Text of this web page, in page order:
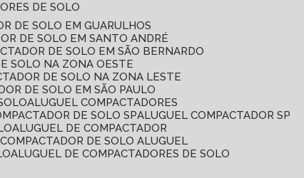
DE SOLO
DE SOLO EM GUARULHOS
DE SOLO EM SANTO ANDRÉ
DE SOLO EM SÃO BERNARDO
SOLO NA ZONA OESTE
DE SOLO NA ZONA LESTE
DE SOLO EM SÃO PAULO
ALUGUEL COMPACTADORES
DE SOLO SP ALUGUEL COMPACTADOR SP
ALUGUEL DE COMPACTADOR
COMPACTADOR DE SOLO ALUGUEL
ALUGUEL DE COMPACTADORES DE SOLO